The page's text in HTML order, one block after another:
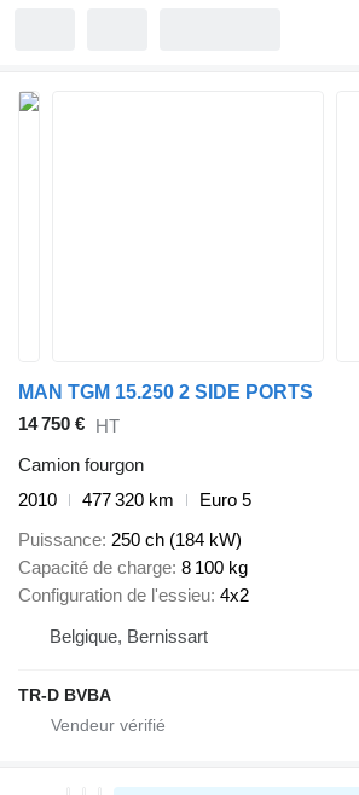
MAN TGM 15.250 2 SIDE PORTS
14 750 € HT
Camion fourgon
2010
477 320 km
Euro 5
Puissance 250 ch (184 kW)
Capacité de charge 8 100 kg
Configuration de l'essieu 4x2
Belgique, Bernissart
TR-D BVBA